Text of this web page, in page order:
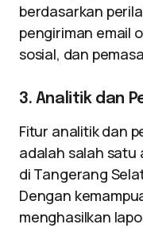
berdasarkan
pengiriman email
sosial, dan
3. Analitik dan
Fitur analitik dan
adalah salah satu
di Tangerang
Dengan
menghasilkan